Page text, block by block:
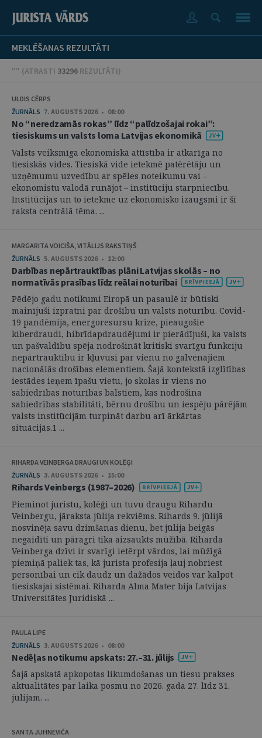
MEKLĒŠANAS REZULTĀTI
"" (ATRASTI 33296 REZULTĀTI)
ULDIS CĒRPS
ŽURNĀLS 7. AUGUSTS 2026 • 08:00
No “neredzamās rokas” līdz “palīdzošajai rokai”:
tiesiskums un valsts loma Latvijas ekonomikā
Valsts veiksmīga ekonomiskā attīstība ir atkarīga no
tiesiskās vides. Tiesiskā vide ietekmē patērētāju un
uzņēmumu uzvedību ar spēles noteikumu vai –
ekonomistu valodā runājot – institūciju starpniecību.
Institūcijas un to ietekme uz ekonomisko izaugsmi ir šī
raksta centrālā tēma. ...
MARGARITA VOICIŠA, VITĀLIJS RAKSTIŅŠ
ŽURNĀLS 5. AUGUSTS 2026 • 12:00
Darbības nepārtrauktības plāni Latvijas skolās – no
normatīvās prasības līdz reālai noturībai
Pēdējo gadu notikumi Eiropā un pasaulē ir būtiski
mainījuši izpratni par drošību un valsts noturību. Covid-
19 pandēmija, energoresursu krīze, pieaugošie
kiberdraudi, hibrīdapdraudējumi ir pierādījuši, ka valsts
un pašvaldību spēja nodrošināt kritiski svarīgu funkciju
nepārtrauktību ir kļuvusi par vienu no galvenajiem
nacionālās drošības elementiem. Šajā kontekstā izglītības
iestādes ieņem īpašu vietu, jo skolas ir viens no
sabiedrības noturības balstiem, kas nodrošina
sabiedrības stabilitāti, bērnu drošību un iespēju pārējām
valsts institūcijām turpināt darbu arī ārkārtas
situācijās.1 ...
RIHARDA VEINBERGA DRAUGI UN KOLĒĢI
ŽURNĀLS 3. AUGUSTS 2026 • 15:00
Rihards Veinbergs (1987–2026)
Pieminot juristu, kolēģi un tuvu draugu Rihardu
Veinbergu, jāraksta jūlija rekviēms. Rihards 9. jūlijā
nosvinēja savu dzimšanas dienu, bet jūlija beigās
negaidīti un pāragri tika aizsaukts mūžībā. Riharda
Veinberga dzīvi ir svarīgi ietērpt vārdos, lai mūžīgā
piemiņā paliek tas, kā jurista profesija ļauj nobriest
personībai un cik daudz un dažādos veidos var kalpot
tiesiskajai sistēmai. Riharda Alma Mater bija Latvijas
Universitātes Juridiskā ...
PAULA LIPE
ŽURNĀLS 3. AUGUSTS 2026 • 08:00
Nedēļas notikumu apskats: 27.–31. jūlijs
Šajā apskatā apkopotas likumdošanas un tiesu prakses
aktualitātes par laika posmu no 2026. gada 27. līdz 31.
jūlijam. ...
SANTA JUHNEVIČA